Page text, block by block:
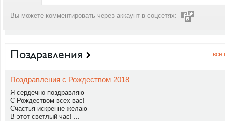
Вы можете комментировать через аккаунт в соцсетях:
Поздравления все
Поздравления с Рождеством 2018
Я сердечно поздравляю
С Рождеством всех вас!
Счастья искренне желаю
В этот светлый час! ...